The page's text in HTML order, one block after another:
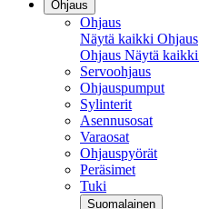
Ohjaus
Ohjaus
Näytä kaikki Ohjaus
Ohjaus Näytä kaikki
Servoohjaus
Ohjauspumput
Sylinterit
Asennusosat
Varaosat
Ohjauspyörät
Peräsimet
Tuki
Suomalainen